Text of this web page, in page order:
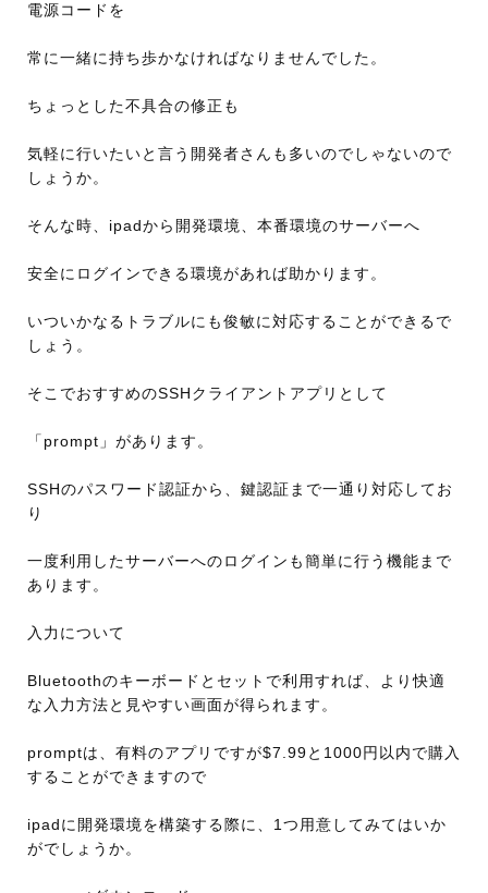
電源コードを
常に一緒に持ち歩かなければなりませんでした。
ちょっとした不具合の修正も
気軽に行いたいと言う開発者さんも多いのでしゃないので
しょうか。
そんな時、ipadから開発環境、本番環境のサーバーへ
安全にログインできる環境があれば助かります。
いついかなるトラブルにも俊敏に対応することができるで
しょう。
そこでおすすめのSSHクライアントアプリとして
「prompt」があります。
SSHのパスワード認証から、鍵認証まで一通り対応してお
り
一度利用したサーバーへのログインも簡単に行う機能まで
あります。
入力について
Bluetoothのキーボードとセットで利用すれば、より快適
な入力方法と見やすい画面が得られます。
promptは、有料のアプリですが$7.99と1000円以内で購入
することができますので
ipadに開発環境を構築する際に、1つ用意してみてはいか
がでしょうか。